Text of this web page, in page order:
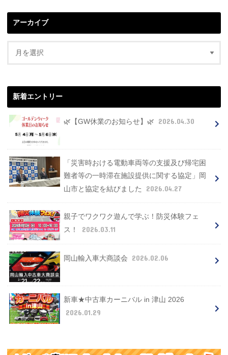
アーカイブ
新着エントリー
🌿【GW休業のお知らせ】🌿 2026.04.30
「災害時おける電動車両等の支援及び帰宅困
難者等の一時滞在施設提供に関する協定」岡
山市と協定を結びました
2026.04.27
親子でワクワク遊んで学ぶ！防災体験フェ
ス！
2026.03.11
岡山輸入車大商談会 2026.02.06
新車★中古車カーニバル in 津山 2026
2026.01.29